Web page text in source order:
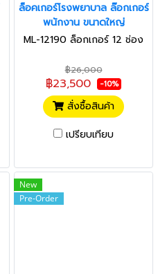
ล็อคเกอร์โรงพยาบาล ล๊อกเกอร์
พนักงาน ขนาดใหญ่
ML-12190 ล็อกเกอร์ 12 ช่อง
฿26,000
฿23,500 -10%
สั่งซื้อสินค้า
เปรียบเทียบ
New
Pre-Order